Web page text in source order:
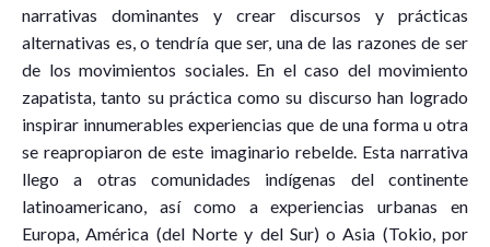
narrativas dominantes y crear discursos y prácticas
alternativas es, o tendría que ser, una de las razones de ser
de los movimientos sociales. En el caso del movimiento
zapatista, tanto su práctica como su discurso han logrado
inspirar innumerables experiencias que de una forma u otra
se reapropiaron de este imaginario rebelde. Esta narrativa
llego a otras comunidades indígenas del continente
latinoamericano, así como a experiencias urbanas en
Europa, América (del Norte y del Sur) o Asia (Tokio, por